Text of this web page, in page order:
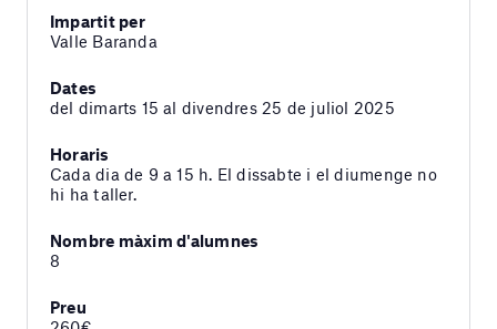
Impartit per
Valle Baranda
Dates
del dimarts 15 al divendres 25 de juliol 2025
Horaris
Cada dia de 9 a 15 h. El dissabte i el diumenge no
hi ha taller.
Nombre màxim d'alumnes
8
Preu